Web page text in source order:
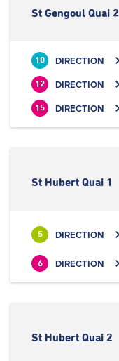
St Gengoul Quai 2
10 DIRECTION
12 DIRECTION
15 DIRECTION
St Hubert Quai 1
5 DIRECTION
6 DIRECTION
St Hubert Quai 2